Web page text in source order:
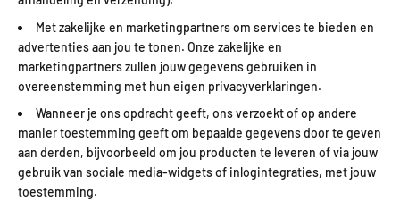
Met zakelijke en marketingpartners om services te bieden en
advertenties aan jou te tonen. Onze zakelijke en
marketingpartners zullen jouw gegevens gebruiken in
overeenstemming met hun eigen privacyverklaringen.
Wanneer je ons opdracht geeft, ons verzoekt of op andere
manier toestemming geeft om bepaalde gegevens door te geven
aan derden, bijvoorbeeld om jou producten te leveren of via jouw
gebruik van sociale media-widgets of inlogintegraties, met jouw
toestemming.